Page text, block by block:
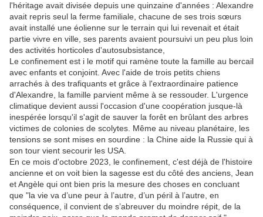
l'héritage avait divisée depuis une quinzaine d'années : Alexandre
avait repris seul la ferme familiale, chacune de ses trois sœurs
avait installé une éolienne sur le terrain qui lui revenait et était
partie vivre en ville, ses parents avaient poursuivi un peu plus loin
des activités horticoles d'autosubsistance,
Le confinement est i le motif qui ramène toute la famille au bercail
avec enfants et conjoint. Avec l'aide de trois petits chiens
arrachés à des trafiquants et grâce à l'extraordinaire patience
d'Alexandre, la famille parvient même à se ressouder. L'urgence
climatique devient aussi l'occasion d'une coopération jusque-là
inespérée lorsqu'il s'agit de sauver la forêt en brûlant des arbres
victimes de colonies de scolytes. Même au niveau planétaire, les
tensions se sont mises en sourdine : la Chine aide la Russie qui à
son tour vient secourir les USA.
En ce mois d'octobre 2023, le confinement, c'est déjà de l'histoire
ancienne et on voit bien la sagesse est du côté des anciens, Jean
et Angèle qui ont bien pris la mesure des choses en concluant
que "la vie va d’une peur à l’autre, d’un péril à l’autre, en
conséquence, il convient de s’abreuver du moindre répit, de la